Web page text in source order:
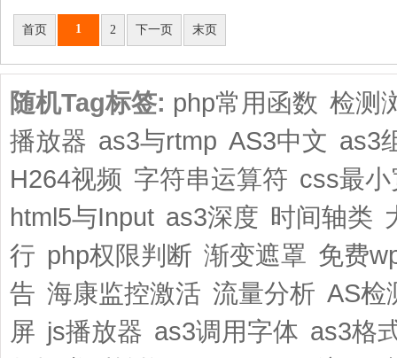
首页 1 2 下一页 末页
随机Tag标签: php常用函数 检测
播放器 as3与rtmp AS3中文 as3
H264视频 字符串运算符 css最小
html5与Input as3深度 时间轴类
行 php权限判断 渐变遮罩 免费
告 海康监控激活 流量分析 AS检
屏 js播放器 as3调用字体 as3格